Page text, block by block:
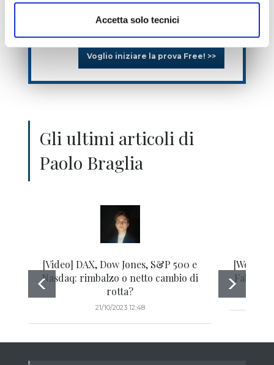
Accetta solo tecnici
privacy
Voglio iniziare la prova Free! >>
Gli ultimi articoli di
Paolo Braglia
[Video] DAX, Dow Jones, S&P 500 e
Nasdaq: rimbalzo o netto cambio di
rotta?
21/10/2023 12:48
Fabio